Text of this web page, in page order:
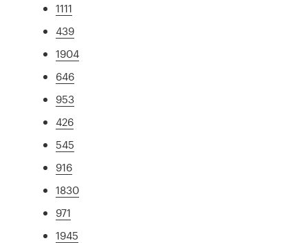
1111
439
1904
646
953
426
545
916
1830
971
1945